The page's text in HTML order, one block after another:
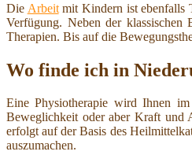
Die Arbeitmit Kindern ist ebenfalls
Verfügung. Neben der klassischen
Therapien. Bis auf die
Wo finde ich in
Eine Physiotherapie wird Ihnen
Beweglichkeit oder aber Kraft und
erfolgt auf der Basis des
auszumachen.